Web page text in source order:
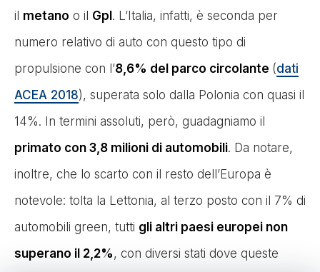
il metano o il Gpl . L’Italia, infatti, è seconda per
numero relativo di auto con questo tipo di
propulsione con l’8,6% del parco circolante (dati
ACEA 2018), superata solo dalla Polonia con quasi il
14%. In termini assoluti, però, guadagniamo il
primato con 3,8 milioni di automobili. Da notare,
inoltre, che lo scarto con il resto dell’Europa è
notevole: tolta la Lettonia, al terzo posto con il 7% di
automobili green, tutti gli altri paesi europei non
superano il 2,2%, con diversi stati dove queste